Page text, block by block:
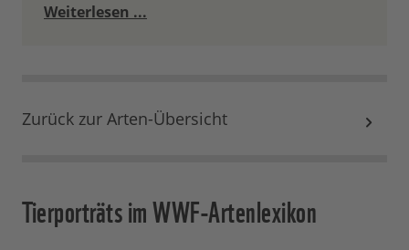
Weiterlesen ...
Zurück zur Arten-Übersicht
Tierporträts im WWF-Artenlexikon